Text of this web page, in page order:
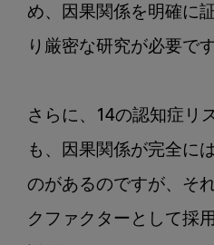
め、因果関係を明確に
り厳密な研究が必要です
さらに、14の認知症リ
も、因果関係が完全に
のがあるのですが、そ
クファクターとして採